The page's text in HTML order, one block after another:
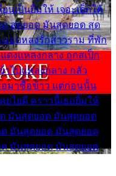
เป็นยิ้มให้ เจอะเด็กใต้
ด สุดยอด มันสุดยอด สุด
อบหลงรักสาวราม ที่พัก
ดงแหลงกลาง ถูกสเป็ก
าไปแหลงกลาง กลัว
อมาซื้อข้าว แต่ก่อนนั้น
ยไยดี คราวนี้เธอยิ้มให้
มันสุดยอด มันสุดยอด
มันสุดยอด มันสุดยอด
มันสุดยอด มันสุดยอด